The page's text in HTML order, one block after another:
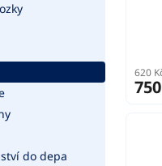
do depa
620